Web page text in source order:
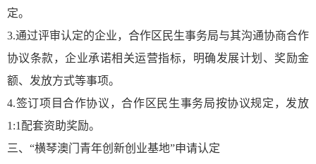
定。
3.通过评审认定的企业，合作区民生事务局与其沟通协商合作
协议条款，企业承诺相关运营指标，明确发展计划、奖励金
额、发放方式等事项。
4.签订项目合作协议，合作区民生事务局按协议规定，发放
1:1配套资助奖励。
三、“横琴澳门青年创新创业基地”申请认定